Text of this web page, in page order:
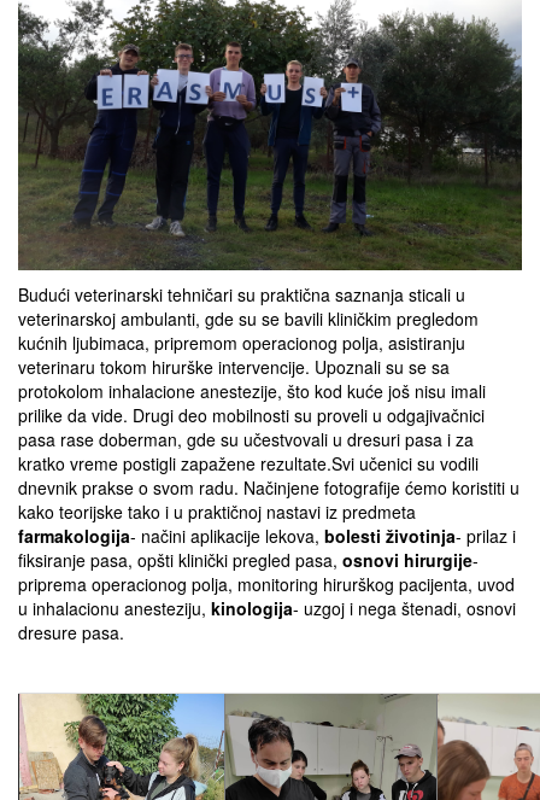
Budući veterinarski tehničari su praktična saznanja sticali u
veterinarskoj ambulanti, gde su se bavili kliničkim pregledom
kućnih ljubimaca, pripremom operacionog polja, asistiranju
veterinaru tokom hirurške intervencije. Upoznali su se sa
protokolom inhalacione anestezije, što kod kuće još nisu imali
prilike da vide. Drugi deo mobilnosti su proveli u odgajivačnici
pasa rase doberman, gde su učestvovali u dresuri pasa i za
kratko vreme postigli zapažene rezultate.Svi učenici su vodili
dnevnik prakse o svom radu. Načinjene fotografije ćemo koristiti u
kako teorijske tako i u praktičnoj nastavi iz predmeta
farmakologija- načini aplikacije lekova, bolesti životinja- prilaz i
fiksiranje pasa, opšti klinički pregled pasa, osnovi hirurgije-
priprema operacionog polja, monitoring hirurškog pacijenta, uvod
u inhalacionu anesteziju, kinologija- uzgoj i nega štenadi, osnovi
dresure pasa.